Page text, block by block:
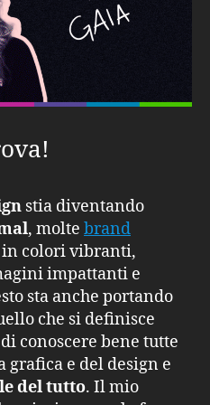
stia diventando
, molte brand
colori vibranti,
impattanti e
sta anche portando
che si definisce
conoscere bene tutte
grafica e del design e
del tutto. Il mio